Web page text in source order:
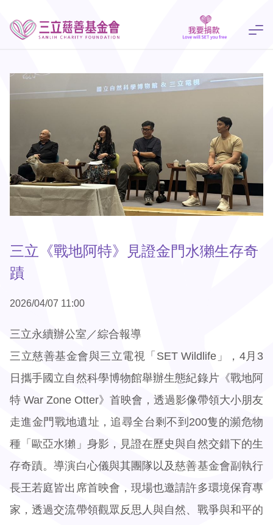
三立《戰地阿特》見證金門水獺生存奇
蹟
2026/04/07 11:00
三立永續辦公室／綜合報導
三立慈善基金會與三立電視「SET Wildlife」，4月3
日攜手國立自然科學博物館舉辦生態紀錄片《戰地阿
特 War Zone Otter》首映會，透過影像帶領大小朋友
走進金門戰地遺址，追尋全台剩不到200隻的瀕危物
種「歐亞水獺」身影，見證在歷史與自然交錯下的生
存奇蹟。導演白心儀與其團隊以及慈善基金會副執行
長王若庭皆出席首映會，現場也邀請許多環境保育專
家，透過交流帶領觀眾反思人與自然、戰爭與和平的